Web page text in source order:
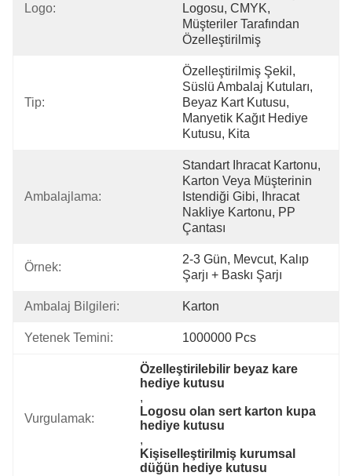
Logo:
Logosu, CMYK,
Müşteriler Tarafından
Özelleştirilmiş
Tip:
Özelleştirilmiş Şekil,
Süslü Ambalaj Kutuları,
Beyaz Kart Kutusu,
Manyetik Kağıt Hediye
Kutusu, Kita
Ambalajlama:
Standart Ihracat Kartonu,
Karton Veya Müşterinin
Istendiği Gibi, Ihracat
Nakliye Kartonu, PP
Çantası
Örnek:
2-3 Gün, Mevcut, Kalıp
Şarjı + Baskı Şarjı
Ambalaj Bilgileri: Karton
Yetenek Temini: 1000000 Pcs
Vurgulamak:
Özelleştirilebilir beyaz kare
hediye kutusu
,
Logosu olan sert karton kupa
hediye kutusu
,
Kişiselleştirilmiş kurumsal
düğün hediye kutusu